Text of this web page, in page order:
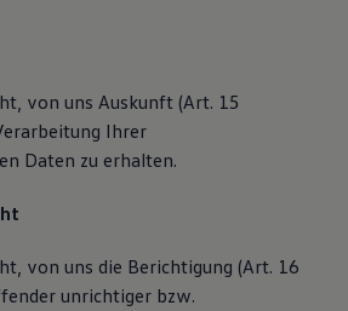
von uns Auskunft (Art. 15
Ihrer
Daten zu erhalten.
von uns die Berichtigung (Art. 16
unrichtiger bzw.